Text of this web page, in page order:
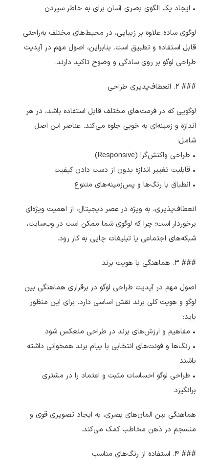
• ایجاد یک الگوی بصری آسان برای به خاطر سپردن
لوگوی ساده علاوه بر زیبایی، در محیط‌های مختلف به‌راحتی
قابل استفاده و تطبیق است. بنابراین، اصول مهم در آپدیت
طراحی لوگو بر روی سادگی و وضوح تاکید دارند.
### ۲. انعطاف‌پذیری طراحی
لوگویی که در فرمت‌های مختلف قابل استفاده باشد، در هر
اندازه و زمینه‌ای به خوبی جلوه می‌کند. عناصر این اصل
شامل:
• طراحی واکنش‌گرا (Responsive)
• قابلیت تغییر اندازه بدون از دست دادن کیفیت
• انطباق با رنگ‌ها و پس‌زمینه‌های متنوع
انعطاف‌پذیری، به ویژه در عصر دیجیتال، از اهمیت ویژه‌ای
برخوردار است؛ چرا که لوگوی شما ممکن است در وب‌سایت،
شبکه‌های اجتماعی یا تبلیغات چاپی به کار رود.
### ۳. هماهنگی با هویت برند
اصول مهم در آپدیت طراحی لوگو در برقراری هماهنگی بین
لوگو و هویت کلی برند نقش اساسی دارد. برای این منظور
باید:
• مفاهیم و ارزش‌های برند در طراحی منعکس شود
• رنگ‌ها و فونت‌های انتخابی با پیام برند همخوانی داشته
باشند
• طراحی لوگو احساسات مثبت و اعتماد را در مشتری
برانگیزد
هماهنگی بین المان‌های بصری، به ایجاد تصویری قوی و
منسجم در ذهن مخاطب کمک می‌کند.
### ۴. استفاده از رنگ‌های مناسب